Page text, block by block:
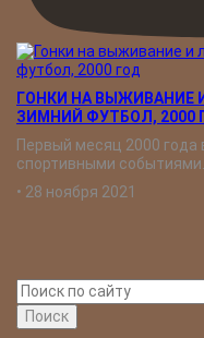
ГОНКИ НА ВЫЖИВАНИЕ
ЗИМНИЙ ФУТБОЛ, 2000
Первый месяц 2000
спортивными событиями.
• 28 ноября 2021
Поиск